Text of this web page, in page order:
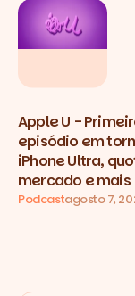
Apple U -
episódio em
iPhone Ultra,
mercado e mais
Podcastagosto 7,